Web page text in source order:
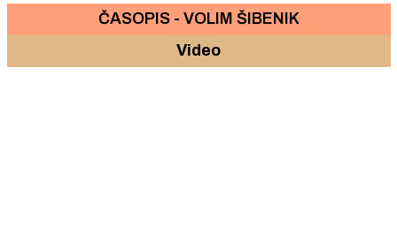
ČASOPIS - VOLIM ŠIBENIK
Video